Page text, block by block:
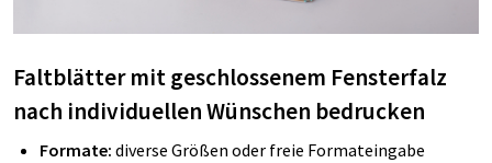
Faltblätter mit geschlossenem Fensterfalz
nach individuellen Wünschen bedrucken
Formate: diverse Größen oder freie Formateingabe